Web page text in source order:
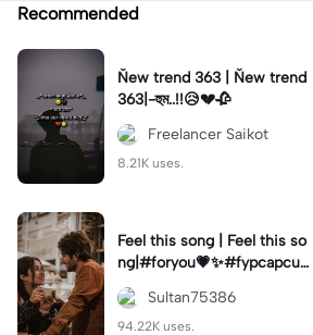
Recommended
Ňew trend 363 | Ňew trend
363|-হুম..!!😥💔🥀
Freelancer Saikot
8.21K uses.
Feel this song | Feel this so
ng|#foryou💗✨#fypcapcut
🔥🔥🔥#trendcapcut🔥
Sultan75386
94.22K uses.